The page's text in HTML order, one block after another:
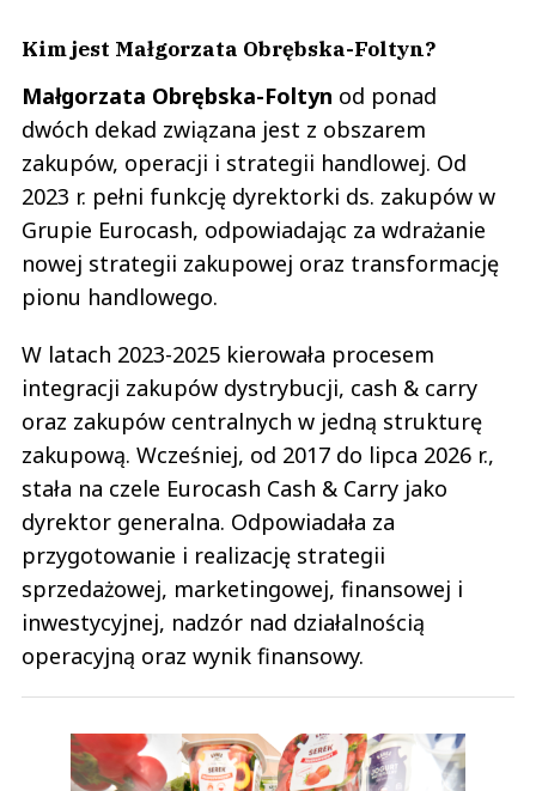
Kim jest Małgorzata Obrębska-Foltyn?
Małgorzata Obrębska-Foltyn od ponad
dwóch dekad związana jest z obszarem
zakupów, operacji i strategii handlowej. Od
2023 r. pełni funkcję dyrektorki ds. zakupów w
Grupie Eurocash, odpowiadając za wdrażanie
nowej strategii zakupowej oraz transformację
pionu handlowego.
W latach 2023-2025 kierowała procesem
integracji zakupów dystrybucji, cash & carry
oraz zakupów centralnych w jedną strukturę
zakupową. Wcześniej, od 2017 do lipca 2026 r.,
stała na czele Eurocash Cash & Carry jako
dyrektor generalna. Odpowiadała za
przygotowanie i realizację strategii
sprzedażowej, marketingowej, finansowej i
inwestycyjnej, nadzór nad działalnością
operacyjną oraz wynik finansowy.